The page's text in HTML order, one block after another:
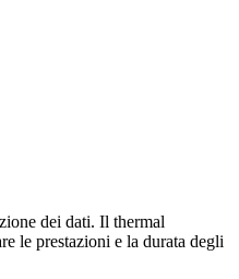
dei dati. Il thermal
le prestazioni e la durata degli